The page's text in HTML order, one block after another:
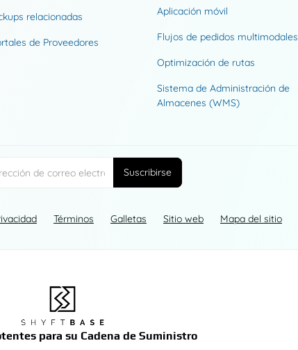
relacionadas
de Proveedores
Aplicación móvil
Flujos de pedidos multimodales
Optimización de rutas
Sistema de Administración de
Almacenes (WMS)
Términos Galletas Sitio web Mapa del sitio
para su Cadena de Suministro